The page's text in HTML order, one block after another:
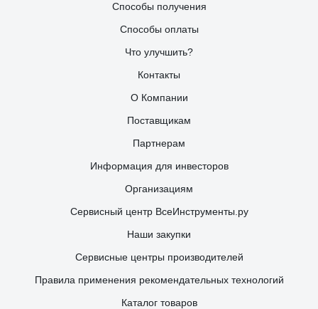
Способы получения
Способы оплаты
Что улучшить?
Контакты
О Компании
Поставщикам
Партнерам
Информация для инвесторов
Организациям
Сервисный центр ВсеИнструменты.ру
Наши закупки
Сервисные центры производителей
Правила применения рекомендательных технологий
Каталог товаров